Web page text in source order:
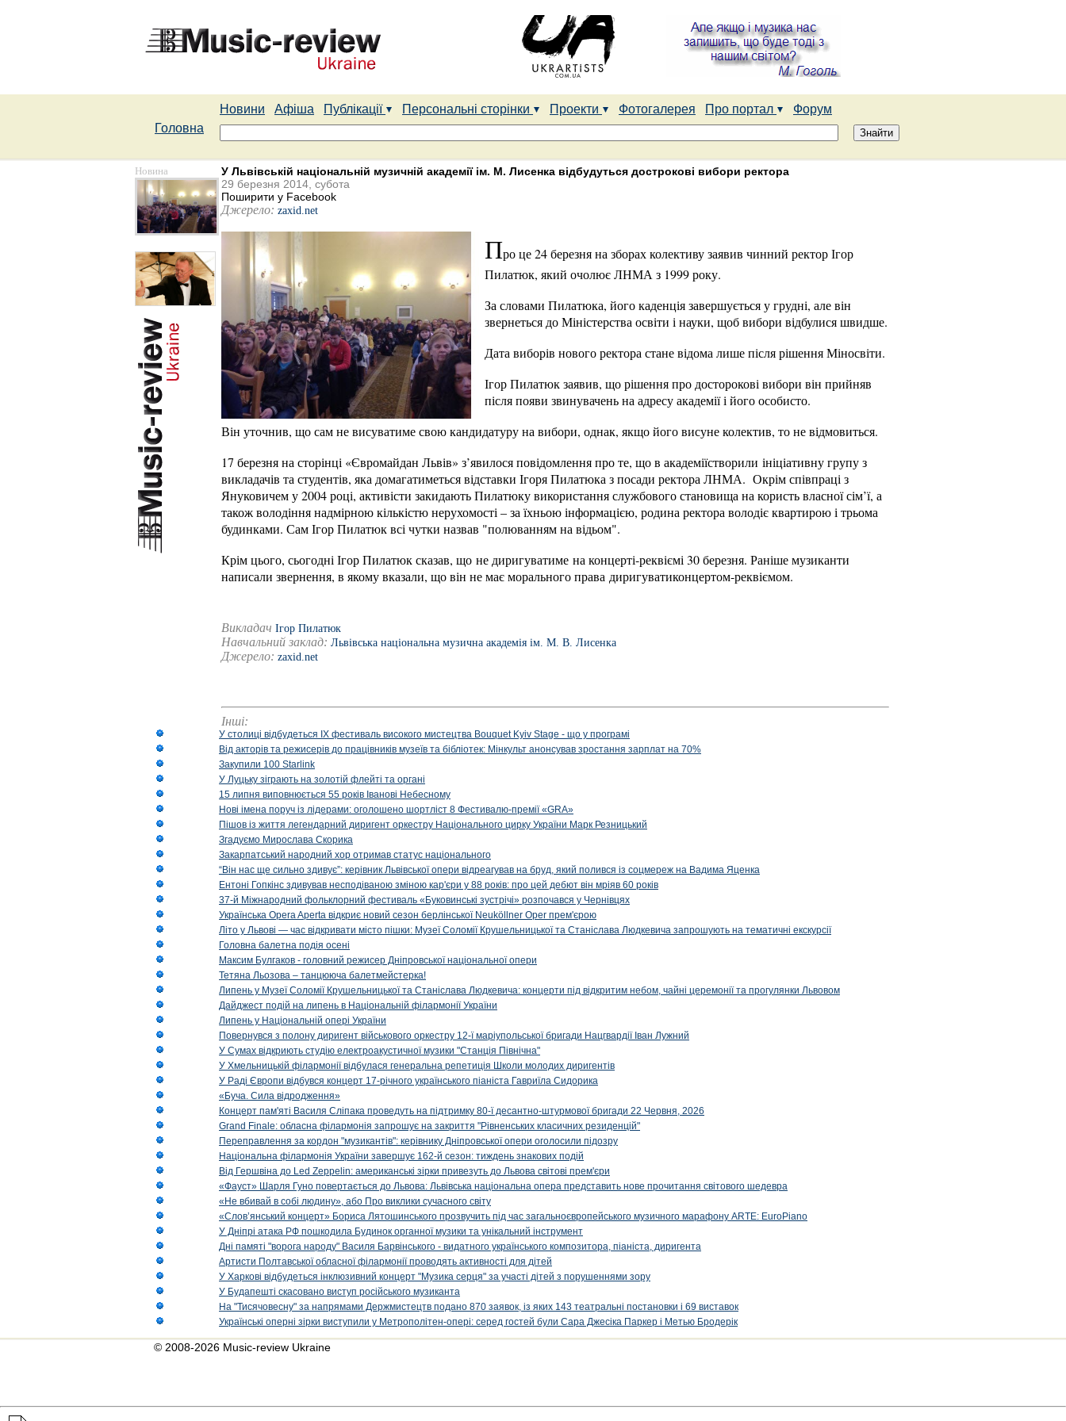
Новини Афіша Публікації Персональні сторінки Проекти Фотогалерея Про портал
Форум
Головна
Новина
У Львівській національній музичній академії ім. М. Лисенка відбудуться дострокові вибори ректора
29 березня 2014, субота
Поширити у Facebook
Джерело: zaxid.net
Про це 24 березня на зборах колективу заявив чинний ректор Ігор
Пилатюк, який очолює ЛНМА з 1999 року.
За словами Пилатюка, його каденція завершується у грудні, але він
звернеться до Міністерства освіти і науки, щоб вибори відбулися швидше.
Дата виборів нового ректора стане відома лише після рішення Міносвіти.
Ігор Пилатюк заявив, що рішення про досторокові вибори він прийняв
після появи звинувачень на адресу академії і його особисто.
Він уточнив, що сам не висуватиме свою кандидатуру на вибори, однак, якщо його висуне колектив, то не відмовиться.
17 березня на сторінці «Євромайдан Львів» з’явилося повідомлення про те, що в академіїстворили ініціативну групу з
викладачів та студентів, яка домагатиметься відставки Ігоря Пилатюка з посади ректора ЛНМА. Окрім співпраці з
Януковичем у 2004 році, активісти закидають Пилатюку використання службового становища на користь власної сім’ї, а
також володіння надмірною кількістю нерухомості – за їхньою інформацією, родина ректора володіє квартирою і трьома
будинками. Сам Ігор Пилатюк всі чутки назвав "полюванням на відьом".
Крім цього, сьогодні Ігор Пилатюк сказав, що не диригуватиме на концерті-реквіємі 30 березня. Раніше музиканти
написали звернення, в якому вказали, що він не має морального права диригуватиконцертом-реквіємом.
Викладач Ігор Пилатюк
Навчальний заклад: Львівська національна музична академія ім. М. В. Лисенка
Джерело: zaxid.net
Інші:
У столиці відбудеться IX фестиваль високого мистецтва Bouquet Kyiv Stage - що у програмі
Від акторів та режисерів до працівників музеїв та бібліотек: Мінкульт анонсував зростання зарплат на 70%
Закупили 100 Starlink
У Луцьку зіграють на золотій флейті та органі
15 липня виповнюється 55 років Іванові Небесному
Нові імена поруч із лідерами: оголошено шортліст 8 Фестивалю-премії «GRA»
Пішов із життя легендарний диригент оркестру Національного цирку України Марк Резницький
Згадуємо Мирослава Скорика
Закарпатський народний хор отримав статус національного
“Він нас ще сильно здивує”: керівник Львівської опери відреагував на бруд, який полився із соцмереж на Вадима Яценка
Ентоні Гопкінс здивував несподіваною зміною кар'єри у 88 років: про цей дебют він мріяв 60 років
37-й Міжнародний фольклорний фестиваль «Буковинські зустрічі» розпочався у Чернівцях
Українська Opera Aperta відкриє новий сезон берлінської Neuköllner Oper прем'єрою
Літо у Львові — час відкривати місто пішки: Музеї Соломії Крушельницької та Станіслава Людкевича запрошують на тематичні екскурсії
Головна балетна подія осені
Максим Булгаков - головний режисер Дніпровської національної опери
Тетяна Льозова – танцююча балетмейстерка!
Липень у Музеї Соломії Крушельницької та Станіслава Людкевича: концерти під відкритим небом, чайні церемонії та прогулянки Львовом
Дайджест подій на липень в Національній філармонії України
Липень у Національній опері України
Повернувся з полону диригент військового оркестру 12-ї маріупольської бригади Нацгвардії Іван Лужний
У Сумах відкриють студію електроакустичної музики "Станція Північна"
У Хмельницькій філармонії відбулася генеральна репетиція Школи молодих диригентів
У Раді Європи відбувся концерт 17-річного українського піаніста Гавриїла Сидорика
«Буча. Сила відродження»
Концерт пам'яті Василя Сліпака проведуть на підтримку 80-ї десантно-штурмової бригади 22 Червня, 2026
Grand Finale: обласна філармонія запрошує на закриття "Рівненських класичних резиденцій"
Переправлення за кордон "музикантів": керівнику Дніпровської опери оголосили підозру
Національна філармонія України завершує 162-й сезон: тиждень знакових подій
Від Гершвіна до Led Zeppelin: американські зірки привезуть до Львова світові прем'єри
«Фауст» Шарля Гуно повертається до Львова: Львівська національна опера представить нове прочитання світового шедевра
«Не вбивай в собі людину», або Про виклики сучасного світу
«Слов’янський концерт» Бориса Лятошинського прозвучить під час загальноєвропейського музичного марафону ARTE: EuroPiano
У Дніпрі атака РФ пошкодила Будинок органної музики та унікальний інструмент
Дні памяті "ворога народу" Василя Барвінського - видатного українського композитора, піаніста, диригента
Артисти Полтавської обласної філармонії проводять активності для дітей
У Харкові відбудеться інклюзивний концерт "Музика серця" за участі дітей з порушеннями зору
У Будапешті скасовано виступ російського музиканта
На "Тисячовесну" за напрямами Держмистецтв подано 870 заявок, із яких 143 театральні постановки і 69 виставок
Українські оперні зірки виступили у Метрополітен-опері: серед гостей були Сара Джесіка Паркер і Метью Бродерік
© 2008-2026 Music-review Ukraine